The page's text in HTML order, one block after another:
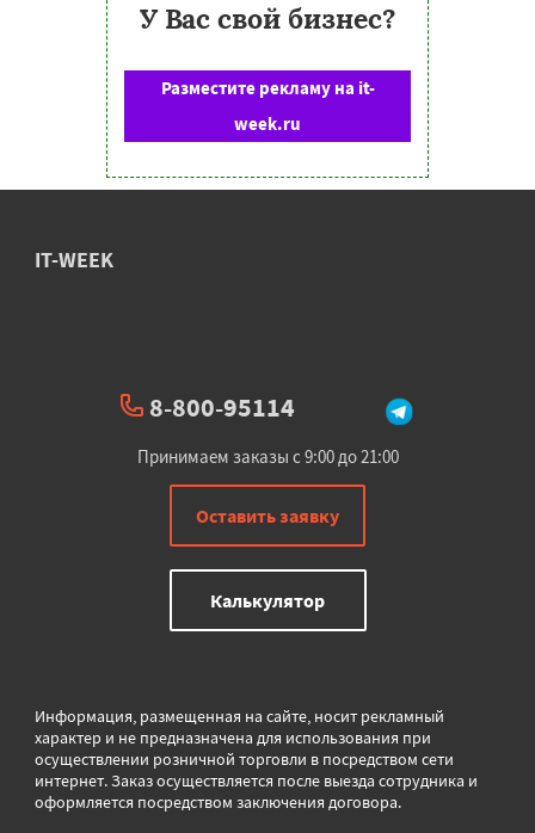
У Вас свой бизнес?
Разместите рекламу на it-
week.ru
IT-WEEK
8-800-95114
Принимаем заказы с 9:00 до 21:00
Оставить заявку
Калькулятор
Информация, размещенная на сайте, носит рекламный
характер и не предназначена для использования при
осуществлении розничной торговли в посредством сети
интернет. Заказ осуществляется после выезда сотрудника и
оформляется посредством заключения договора.